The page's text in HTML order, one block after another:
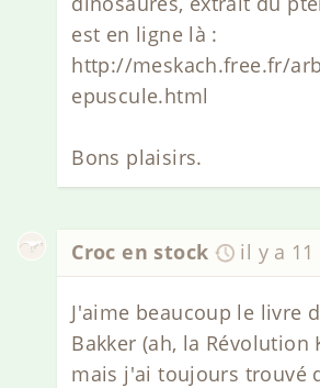
est en ligne là :
http://meskach.free.fr/
epuscule.html
Bons plaisirs.
Croc en stock il y a 11
J'aime beaucoup le livre
Bakker (ah, la Révolution
mais j'ai toujours trouvé